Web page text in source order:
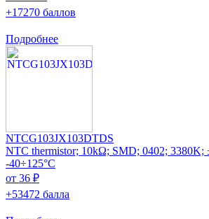
+17270 баллов
Подробнее
NTCG103JX103DTDS
NTC thermistor; 10kΩ; SMD; 0402; 3380K;
-40÷125°C
от 36 ₽
+53472 балла